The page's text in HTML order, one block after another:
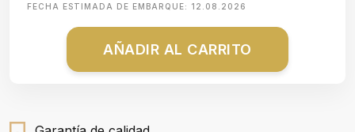
FECHA ESTIMADA DE EMBARQUE: 12.08.2026
AÑADIR AL CARRITO